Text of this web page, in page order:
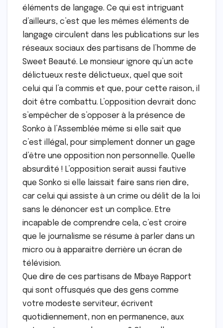
éléments de langage. Ce qui est intriguant
d’ailleurs, c’est que les mêmes éléments de
langage circulent dans les publications sur les
réseaux sociaux des partisans de l’homme de
Sweet Beauté. Le monsieur ignore qu’un acte
délictueux reste délictueux, quel que soit
celui qui l’a commis et que, pour cette raison, il
doit être combattu. L’opposition devrait donc
s’empêcher de s’opposer à la présence de
Sonko à l’Assemblée même si elle sait que
c’est illégal, pour simplement donner un gage
d’être une opposition non personnelle. Quelle
absurdité ! L’opposition serait aussi fautive
que Sonko si elle laissait faire sans rien dire,
car celui qui assiste à un crime ou délit de la loi
sans le dénoncer est un complice. Etre
incapable de comprendre cela, c’est croire
que le journalisme se résume à parler dans un
micro ou à apparaitre derrière un écran de
télévision.
Que dire de ces partisans de Mbaye Rapport
qui sont offusqués que des gens comme
votre modeste serviteur, écrivent
quotidiennement, non en permanence, aux